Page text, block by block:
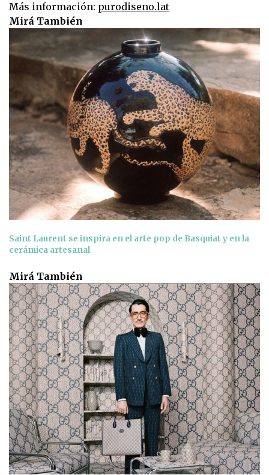
Más información: purodiseno.lat
Mirá También
Saint Laurent se inspira en el arte pop de Basquiat y en la
cerámica artesanal
Mirá También